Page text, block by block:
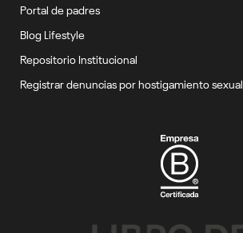
Portal de padres
Blog Lifestyle
Repositorio Institucional
Registrar denuncias por hostigamiento sexual